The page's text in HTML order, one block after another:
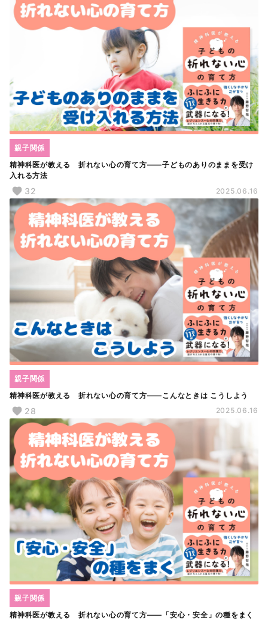
精神科医が教える 折れない心の育て方――子どものありのままを受け
入れる方法
親子関係
32 2025.06.16
精神科医が教える 折れない心の育て方――こんなときは こうしよう
親子関係
28 2025.06.16
精神科医が教える 折れない心の育て方――「安心・安全」の種をまく
親子関係